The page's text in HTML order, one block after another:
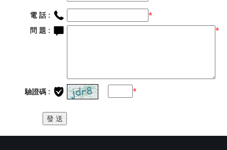
電 話 :
*
問 題 :
*
驗證碼 : *